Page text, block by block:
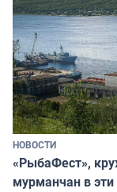
НОВОСТИ
«РыбаФест»,
мурманчан в